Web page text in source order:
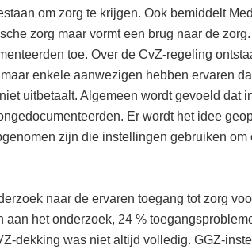
om zorg te krijgen. Ook bemiddelt
zorg maar vormt een brug naar de
toe. Over de CvZ-regeling
enkele aanwezigen hebben ervaren
uitbetaalt. Algemeen wordt gevoeld dat
Er wordt het idee
zijn die instellingen gebruiken
naar de ervaren toegang tot zorg
aan het onderzoek, 24 %
dekking was niet altijd volledig. GGZ-